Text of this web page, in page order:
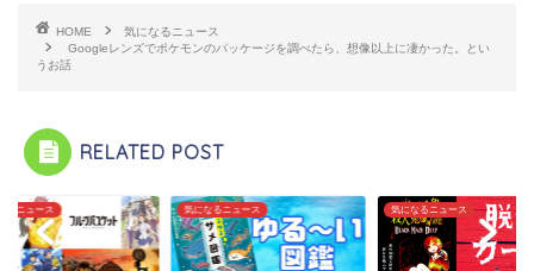
HOME
気になるニュース
Googleレンズでポケモンのパッケージを調べたら、想像以上に凄かった。とい
うお話
RELATED POST
なるニュース 気になるニュース 気になるニュース